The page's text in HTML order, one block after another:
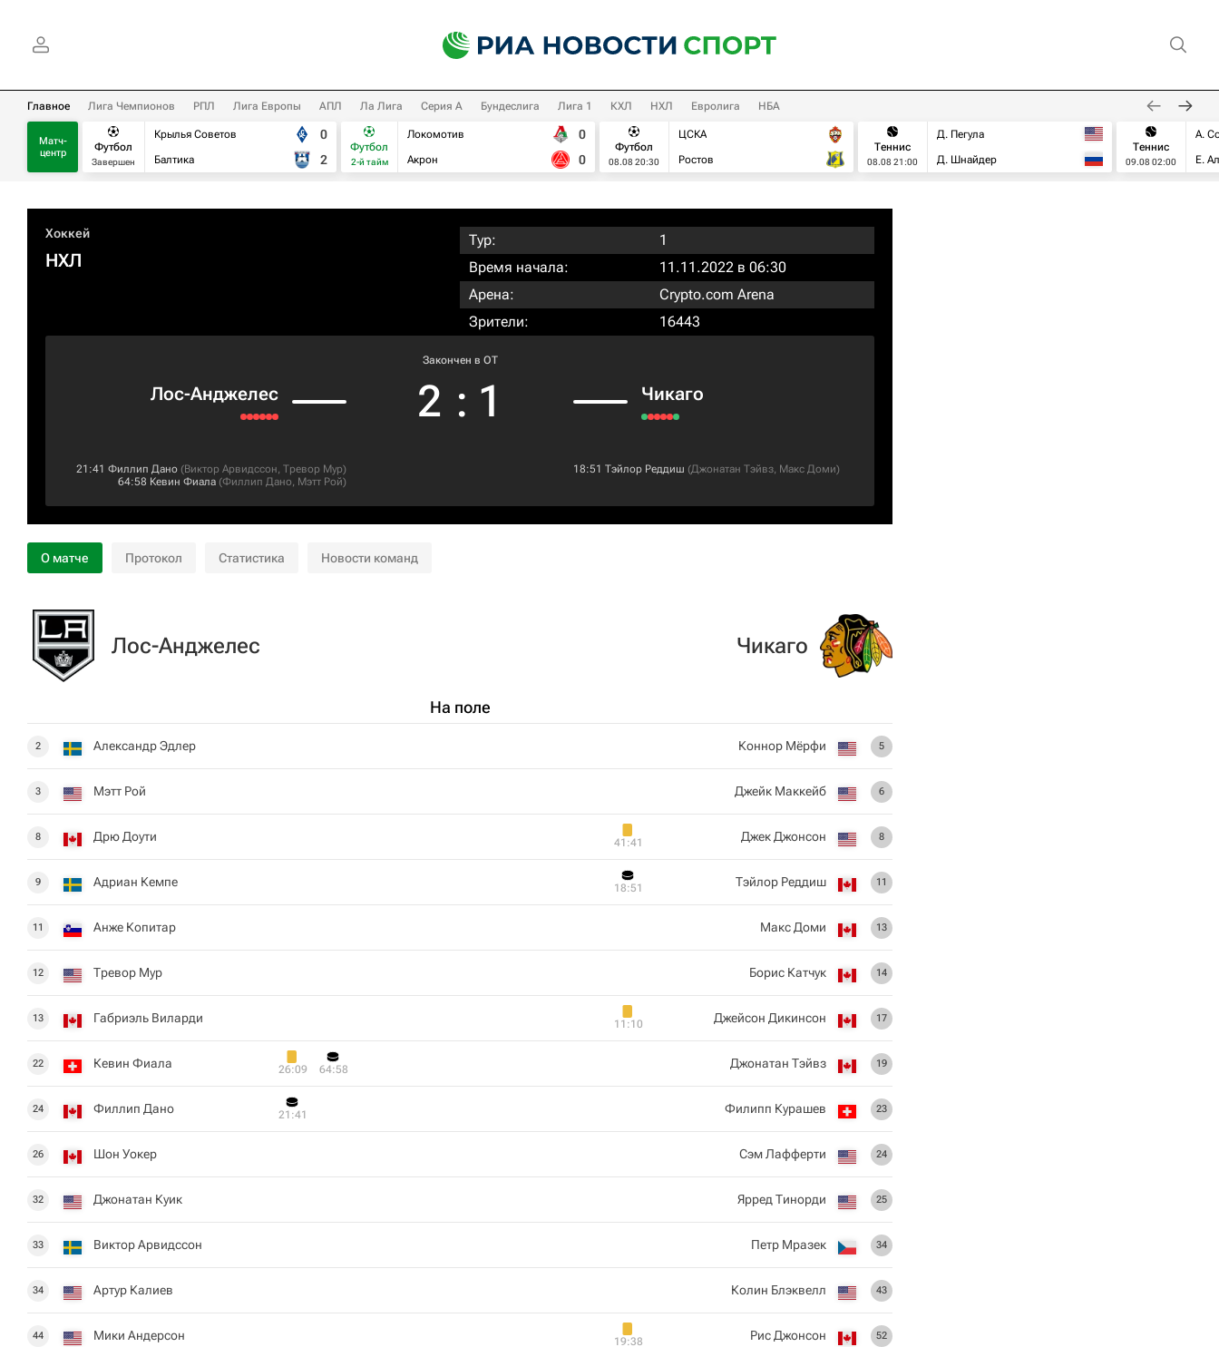
Главное Лига Чемпионов РПЛ Лига Европы АПЛ Ла Лига Серия А Бундеслига Лига 1 КХЛ НХЛ Евролига НБА
Матч-
центр
Футбол
Завершен
Крылья Советов
Балтика
0
2
Футбол
2-й тайм
Локомотив
Акрон
0
0
Футбол
08.08 20:30
ЦСКА
Ростов
Теннис
08.08 21:00
Д. Пегула
Д. Шнайдер
Теннис
09.08 02:00
А.
Е.
Хоккей
НХЛ
Тур:
1
Время начала:
11.11.2022 в 06:30
Арена:
Crypto.com Arena
Зрители:
16443
Лос-Анджелес
Закончен в OT
2 : 1 Чикаго
21:41 Филлип Дано (Виктор Арвидссон, Тревор Мур)
64:58 Кевин Фиала (Филлип Дано, Мэтт Рой)
18:51 Тэйлор Реддиш (Джонатан Тэйвз, Макс Доми)
О матче Протокол Статистика Новости команд
Лос-Анджелес
На поле
2 Александр Эдлер
3 Мэтт Рой
8 Дрю Доути
9 Адриан Кемпе
11 Анже Копитар
12 Тревор Мур
13 Габриэль Виларди
22 Кевин Фиала 26:09 64:58
24 Филлип Дано 21:41
26 Шон Уокер
32 Джонатан Куик
33 Виктор Арвидссон
34 Артур Калиев
44 Мики Андерсон
Чикаго
5
Коннор Мёрфи
6
Джейк Маккейб
8
Джек Джонсон
41:41
11
Тэйлор Реддиш
18:51
13
Макс Доми
14
Борис Катчук
17
Джейсон Дикинсон
11:10
19
Джонатан Тэйвз
23
Филипп Курашев
24
Сэм Лафферти
25
Ярред Тинорди
34
Петр Мразек
43
Колин Блэквелл
52
Рис Джонсон
19:38